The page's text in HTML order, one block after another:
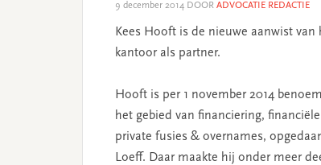
9 december 2014 DOOR ADVOCATIE REDACTIE
Kees Hooft is de nieuwe aanwist
kantoor als partner.
Hooft is per 1 november 2014
het gebied van financiering,
private fusies & overnames,
Loeff. Daar maakte hij onder meer